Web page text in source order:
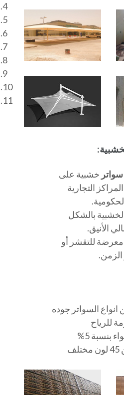
سواتر خشبية على
التجارية
بالشكل
الأنيق.
معرضة للتقشر أو
الزمن.
انواع السواتر جوده
للرياح
بنسبة 5%